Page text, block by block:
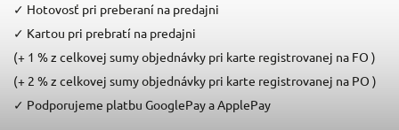
✓ Hotovosť pri preberaní na predajni
✓ Kartou pri prebratí na predajni
(+ 1 % z celkovej sumy objednávky pri karte registrovanej na FO )
(+ 2 % z celkovej sumy objednávky pri karte registrovanej na PO )
✓ Podporujeme platbu GooglePay a ApplePay